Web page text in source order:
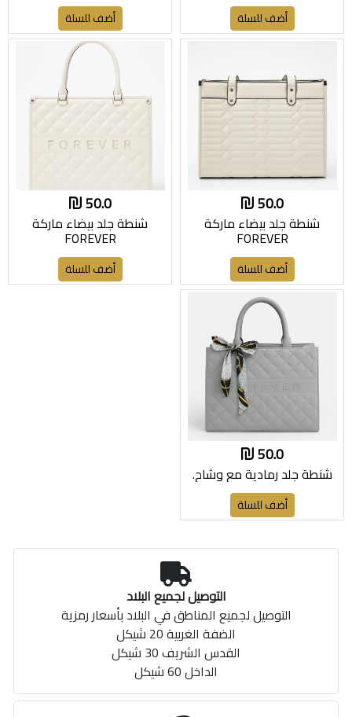
أضف للسلة أضف للسلة
50.0
شنطة جلد بيضاء ماركة
FOREVER
أضف للسلة
50.0
شنطة جلد بيضاء ماركة
FOREVER
أضف للسلة
50.0
شنطة جلد رمادية مع وشاح.
أضف للسلة
التوصيل لجميع البلاد
التوصيل لجميع المناطق في البلاد بأسعار رمزية
الضفة الغربية 20 شيكل
القدس الشريف 30 شيكل
الداخل 60 شيكل